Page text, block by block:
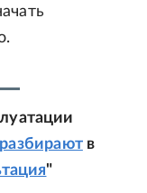
разбираютв
"